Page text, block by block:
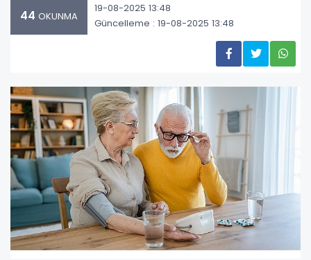
44 OKUNMA
19-08-2025 13:48
Güncelleme : 19-08-2025 13:48